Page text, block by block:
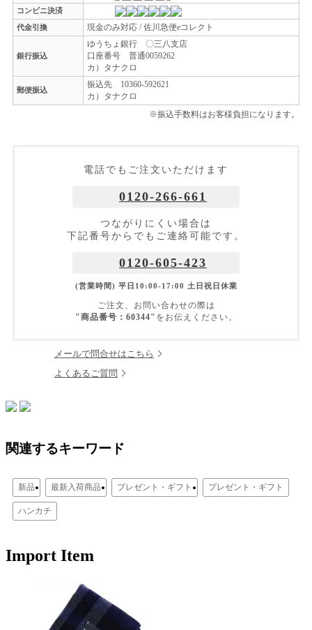
コンビニ決済
代金引換
現金のみ対応 / 佐川急便eコレクト
銀行振込
ゆうちょ銀行 〇三八支店
口座番号 普通0059262
カ）タナクロ
郵便振込
振込先 10360-592621
カ）タナクロ
※振込手数料はお客様負担になります。
電話でもご注文いただけます
0120-266-661
つながりにくい場合は
下記番号からでもご連絡可能です。
0120-605-423
(営業時間) 平日10:00-17:00 土日祝日休業
ご注文、お問い合わせの際は
"商品番号：60344" をお伝えください。
メールで問合せはこちら
よくあるご質問
関連するキーワード
新品 最新入荷商品 プレゼント・ギフト プレゼント・ギフト
ハンカチ
Import Item